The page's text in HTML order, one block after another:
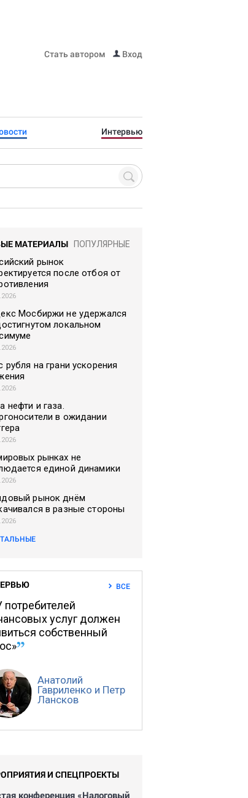
Стать автором Вход
Интервью
МАТЕРИАЛЫ ПОПУЛЯРНЫЕ
рынок
после отбоя от
Мосбиржи не удержался
локальном
рубля на грани ускорения
нефти и газа.
в ожидании
рынках не
единой динамики
рынок днём
в разные стороны
ВСЕ
потребителей
услуг должен
собственный
Анатолий
Гавриленко и Петр
Лансков
И СПЕЦПРОЕКТЫ
конференция «Налоговый